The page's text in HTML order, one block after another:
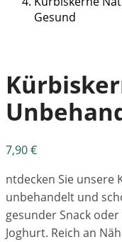
Gesund
7,90€
ntdecken Sie unsere
unbehandelt und
gesunder Snack
Joghurt. Reich an